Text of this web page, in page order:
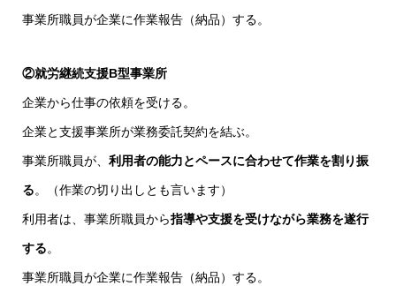
事業所職員が企業に作業報告（納品）する。
②就労継続支援B型事業所
企業から仕事の依頼を受ける。
企業と支援事業所が業務委託契約を結ぶ。
事業所職員が、 利用者の能力とペースに合わせて作業を割り振
る。（作業の切り出しとも言います）
利用者は、事業所職員から指導や支援を受けながら業務を遂行
する。
事業所職員が企業に作業報告（納品）する。